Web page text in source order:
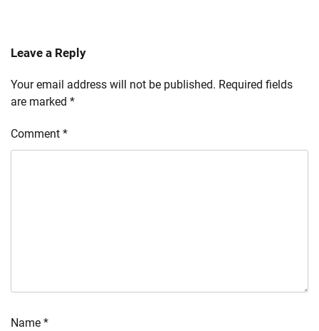
Leave a Reply
Your email address will not be published. Required fields
are marked *
Comment *
Name *